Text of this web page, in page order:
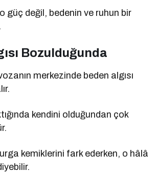
güç değil, bedenin ve ruhun bir
Bozulduğunda
merkezinde beden algısı
kendini olduğundan çok
kemiklerini fark ederken, o hâlâ